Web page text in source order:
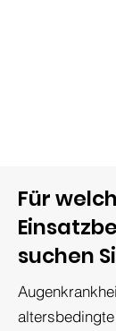
Für
suchen